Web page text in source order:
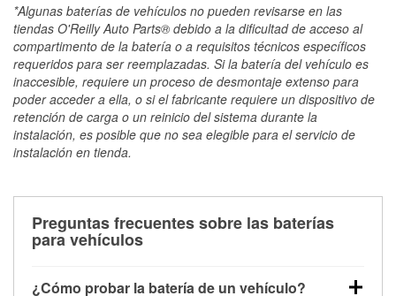
*Algunas baterías de vehículos no pueden revisarse en las
tiendas O'Reilly Auto Parts® debido a la dificultad de acceso al
compartimento de la batería o a requisitos técnicos específicos
requeridos para ser reemplazadas. Si la batería del vehículo es
inaccesible, requiere un proceso de desmontaje extenso para
poder acceder a ella, o si el fabricante requiere un dispositivo de
retención de carga o un reinicio del sistema durante la
instalación, es posible que no sea elegible para el servicio de
instalación en tienda.
Preguntas frecuentes sobre las baterías
para vehículos
¿Cómo probar la batería de un vehículo?